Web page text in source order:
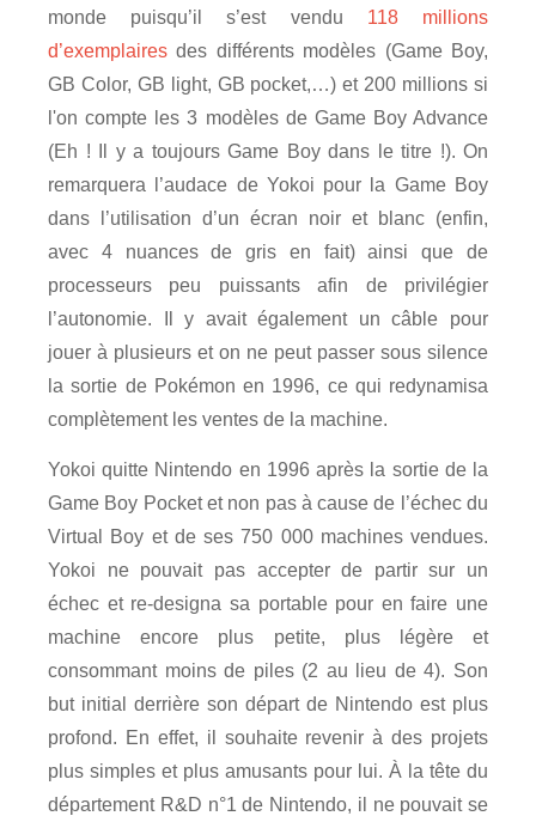
monde puisqu’il s’est vendu 118 millions
d’exemplaires des différents modèles (Game Boy,
GB Color, GB light, GB pocket,…) et 200 millions si
l'on compte les 3 modèles de Game Boy Advance
(Eh ! Il y a toujours Game Boy dans le titre !). On
remarquera l’audace de Yokoi pour la Game Boy
dans l’utilisation d’un écran noir et blanc (enfin,
avec 4 nuances de gris en fait) ainsi que de
processeurs peu puissants afin de privilégier
l’autonomie. Il y avait également un câble pour
jouer à plusieurs et on ne peut passer sous silence
la sortie de Pokémon en 1996, ce qui redynamisa
complètement les ventes de la machine.
Yokoi quitte Nintendo en 1996 après la sortie de la
Game Boy Pocket et non pas à cause de l’échec du
Virtual Boy et de ses 750 000 machines vendues.
Yokoi ne pouvait pas accepter de partir sur un
échec et re-designa sa portable pour en faire une
machine encore plus petite, plus légère et
consommant moins de piles (2 au lieu de 4). Son
but initial derrière son départ de Nintendo est plus
profond. En effet, il souhaite revenir à des projets
plus simples et plus amusants pour lui. À la tête du
département R&D n°1 de Nintendo, il ne pouvait se